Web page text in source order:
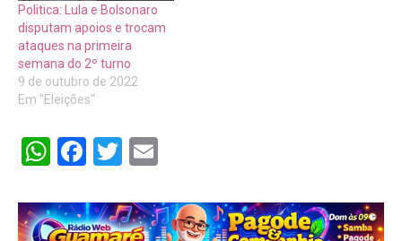
Politica: Lula e Bolsonaro
disputam apoios e trocam
ataques na primeira
semana do 2º turno
9 de outubro de 2022
Em "Eleições"
WhatsApp
Facebook
Twitter